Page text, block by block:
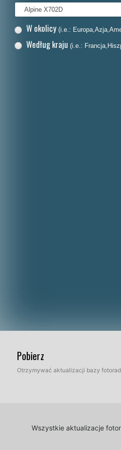
W okolicy (i.e.:
Według kraju (i.e.:
Pobierz
Otrzymywać aktualizacji bazy
Wszystkie aktualizacje